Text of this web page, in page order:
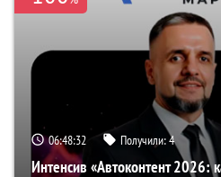
06:48:31 Получили:4
Интенсив «Автоконтент 2026: